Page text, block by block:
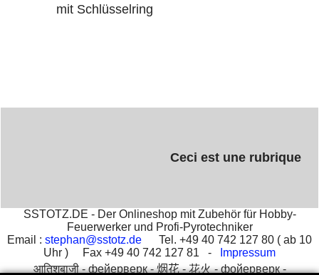
mit Schlüsselring
Ceci est une rubrique
SSTOTZ.DE - Der Onlineshop mit Zubehör für Hobby-
Feuerwerker und Profi-Pyrotechniker
Email : stephan@sstotz.de Tel. +49 40 742 127 80 ( ab 10
Uhr ) Fax +49 40 742 127 81 -
Impressum
आतिशबाजी -фейерверк -烟花 -花火 -фойерверк -